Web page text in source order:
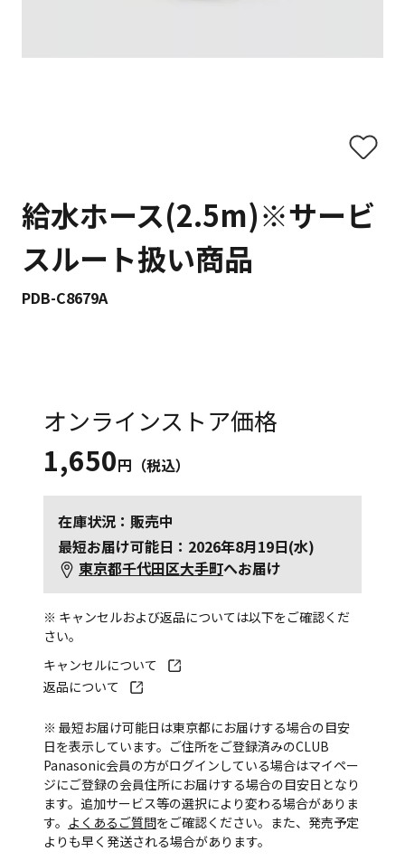
給水ホース(2.5m)※サービ
スルート扱い商品
PDB-C8679A
オンラインストア価格
1,650円（税込）
在庫状況：販売中
最短お届け可能日：2026年8月19日(水)
東京都千代田区大手町へお届け
※ キャンセルおよび返品については以下をご確認くだ
さい。
キャンセルについて
返品について
※ 最短お届け可能日は東京都にお届けする場合の目安
日を表示しています。ご住所をご登録済みのCLUB
Panasonic会員の方がログインしている場合はマイペー
ジにご登録の会員住所にお届けする場合の目安日となり
ます。追加サービス等の選択により変わる場合がありま
す。 よくあるご質問をご確認ください。また、発売予定
よりも早く発送される場合があります。